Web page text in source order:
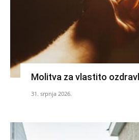
Molitva za vlastito
31. srpnja 2026.